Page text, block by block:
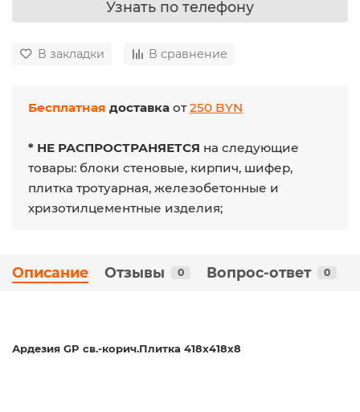
Узнать по телефону
В закладки В сравнение
Бесплатная доставка от250 BYN
* НЕ РАСПРОСТРАНЯЕТСЯ на следующие
товары: блоки стеновые, кирпич, шифер,
плитка тротуарная, железобетонные и
хризотилцементные изделия;
Описание Отзывы 0 Вопрос-ответ 0
Ардезия GP св.-корич.Плитка 418х418х8